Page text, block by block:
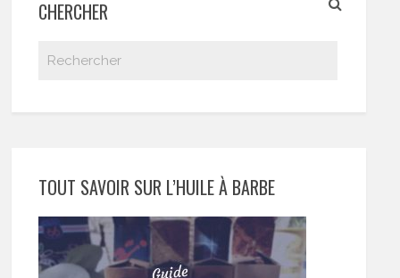
CHERCHER
TOUT SAVOIR SUR L’HUILE À BARBE